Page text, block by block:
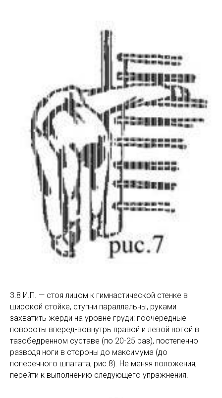
3.8 И.П. — стоя лицом к гимнастической стенке в
широкой стойке, ступни параллельны, руками
захватить жерди на уровне груди: поочередные
повороты вперед-вовнутрь правой и левой ногой в
тазобедренном суставе (по 20-25 раз), постепенно
разводя ноги в стороны до максимума (до
поперечного шпагата, рис.8). Не меняя положения,
перейти к выполнению следующего упражнения.